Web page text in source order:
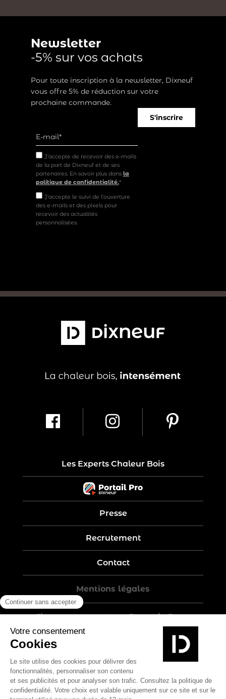
Newsletter
-5% sur vos achats
Pour toute inscription à la newsletter, Dixneuf
vous offre 5% de réduction sur votre
prochaine commande.
J’accepte de recevoir des e-mails
de la part de Dixneuf et de ses
partenaires. En savoir plus dans la
politique de confidentialité.*
J'accepte le suivi de l'ouverture
des e-mails et des pixels pour
recevoir des actualités
personnalisées.
S'inscrire
Les Experts Chaleur Bois
Presse
Recrutement
Contact
Mentions légales
Five-year warranty – Garantie 5 ans
Politique de confidentialité
Conditions générales de vente